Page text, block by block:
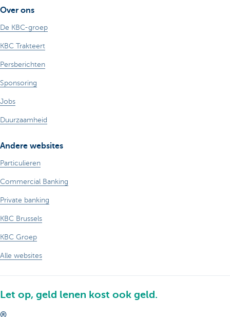
Over ons
De KBC-groep
KBC Trakteert
Persberichten
Sponsoring
Jobs
Duurzaamheid
Andere websites
Particulieren
Commercial Banking
Private banking
KBC Brussels
KBC Groep
Alle websites
Let op, geld lenen kost ook geld.